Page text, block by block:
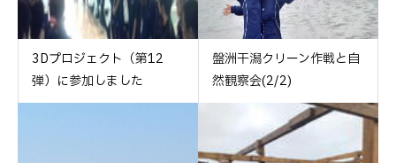
3Dプロジェクト（第12
弾）に参加しました
盤洲干潟クリーン作戦と自
然観察会(2/2)